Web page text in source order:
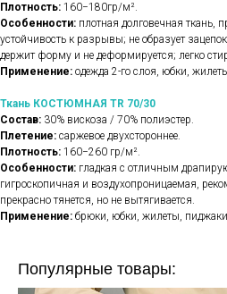
Плотность: 160−180гр/м².
Особенности: плотная долговечная ткань,
устойчивость к разрывы; не образует
держит форму и не деформируется; легко
Применение: одежда 2-го слоя, юбки,
Ткань КОСТЮМНАЯ TR 70/30
Состав: 30% вискоза / 70% полиэстер.
Плетение: саржевое двухстороннее.
Плотность: 160−260 гр/м².
Особенности: гладкая с отличным
гигроскопичная и воздухопроницаемая,
прекрасно тянется, но не вытягивается.
Применение: брюки, юбки, жилеты,
Популярные товары: